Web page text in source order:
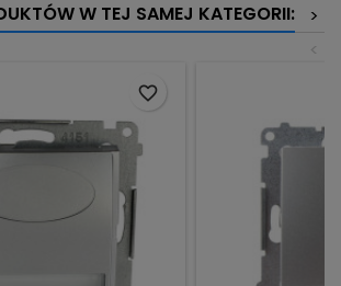
W TEJ SAMEJ KATEGORII:
>
<
favorite_border